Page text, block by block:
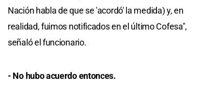
Nación habla de que se 'acordó' la medida) y, en
realidad, fuimos notificados en el último Cofesa",
señaló el funcionario.
- No hubo acuerdo entonces.